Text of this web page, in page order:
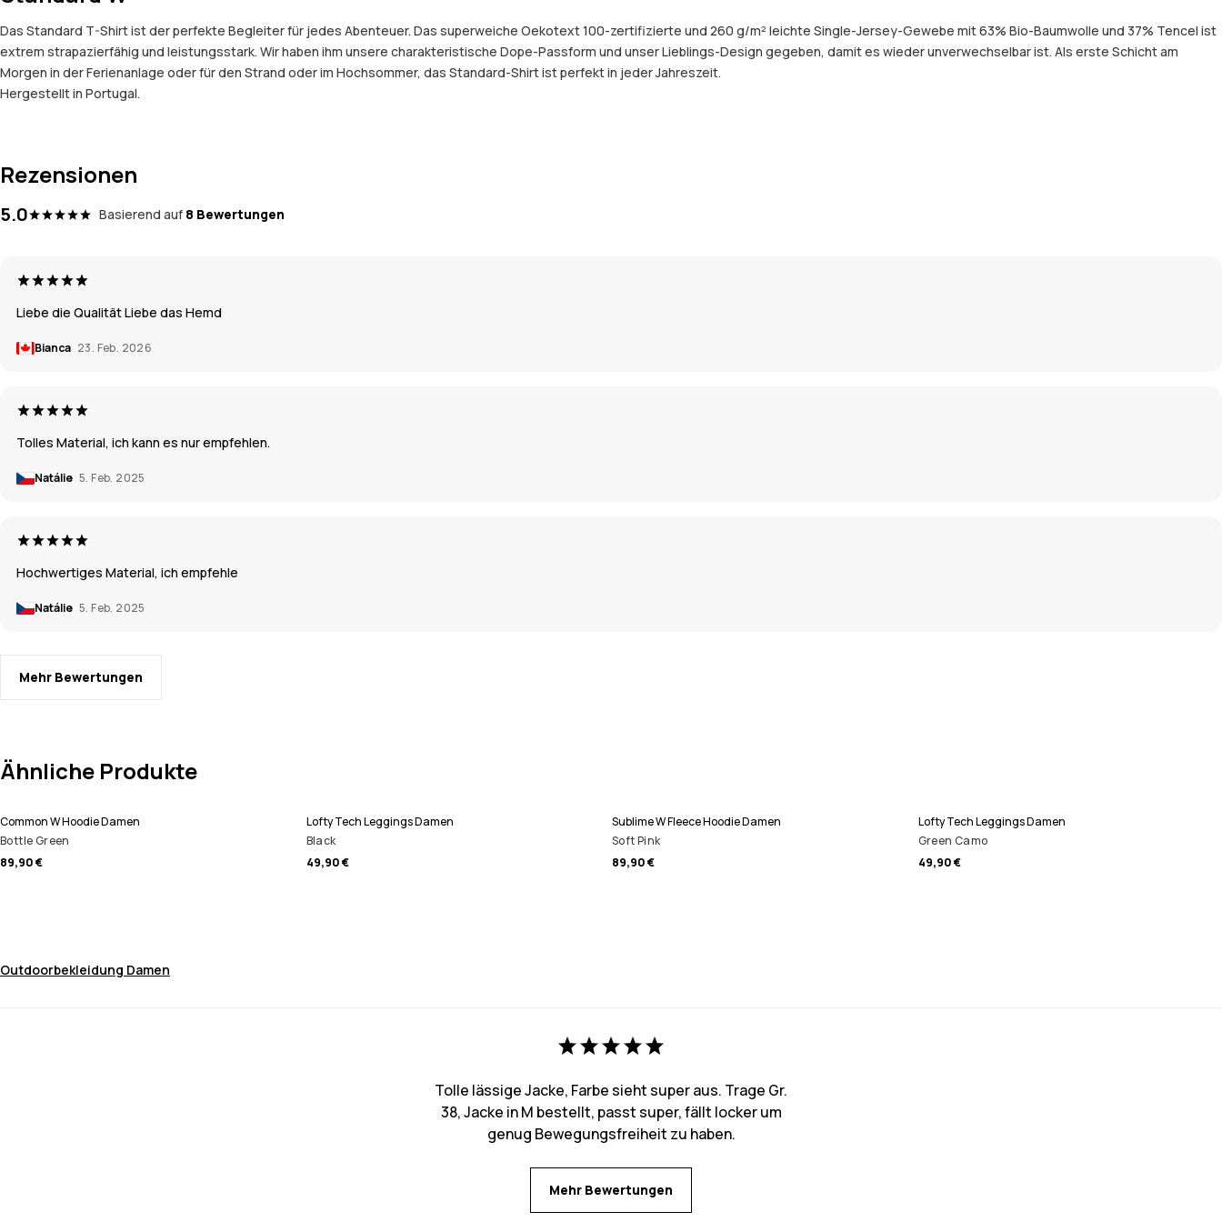
Das Standard T-Shirt ist der perfekte Begleiter für jedes Abenteuer. Das superweiche Oekotext 100-zertifizierte und 260 g/m² leichte Single-Jersey-Gewebe mit 63% Bio-Baumwolle und 37% Tencel ist
extrem strapazierfähig und leistungsstark. Wir haben ihm unsere charakteristische Dope-Passform und unser Lieblings-Design gegeben, damit es wieder unverwechselbar ist. Als erste Schicht am
Morgen in der Ferienanlage oder für den Strand oder im Hochsommer, das Standard-Shirt ist perfekt in jeder Jahreszeit.
Hergestellt in Portugal.
Rezensionen
5.0 Basierend auf 8 Bewertungen
Liebe die Qualität Liebe das Hemd
Bianca 23. Feb. 2026
Tolles Material, ich kann es nur empfehlen.
Natálie 5. Feb. 2025
Hochwertiges Material, ich empfehle
Natálie 5. Feb. 2025
Mehr Bewertungen
Ähnliche Produkte
Common W Hoodie Damen
Bottle Green
89,90 €
Lofty Tech Leggings Damen
Black
49,90 €
Sublime W Fleece Hoodie Damen
Soft Pink
89,90 €
Lofty Tech Leggings Damen
Green Camo
49,90 €
Outdoorbekleidung Damen
Tolle lässige Jacke, Farbe sieht super aus. Trage Gr.
38, Jacke in M bestellt, passt super, fällt locker um
genug Bewegungsfreiheit zu haben.
Mehr Bewertungen